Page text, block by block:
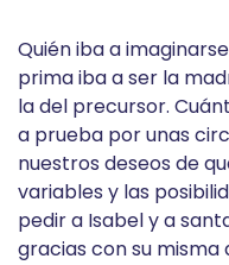
Quién iba a
prima iba a ser la
la del precursor.
a prueba por unas
nuestros deseos de
variables y las
pedir a Isabel y a
gracias con su misma